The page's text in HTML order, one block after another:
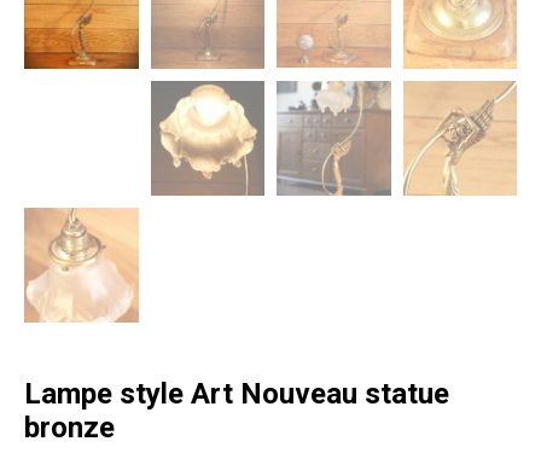
Lampe style Art Nouveau statue
bronze